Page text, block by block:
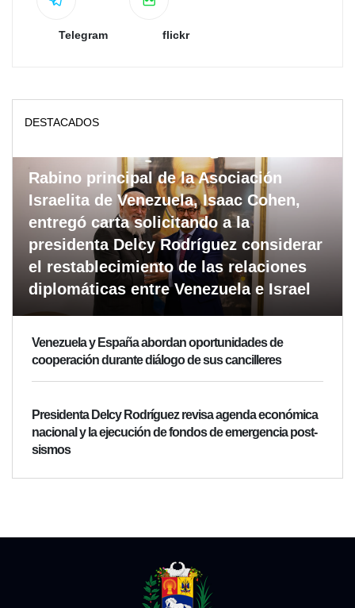
Telegram flickr
DESTACADOS
Rabino principal de la Asociación
Israelita de Venezuela, Isaac Cohen,
entregó carta solicitando a la
presidenta Delcy Rodríguez considerar
el restablecimiento de las relaciones
diplomáticas entre Venezuela e Israel
Venezuela y España abordan oportunidades de
cooperación durante diálogo de sus cancilleres
Presidenta Delcy Rodríguez revisa agenda económica
nacional y la ejecución de fondos de emergencia post-
sismos